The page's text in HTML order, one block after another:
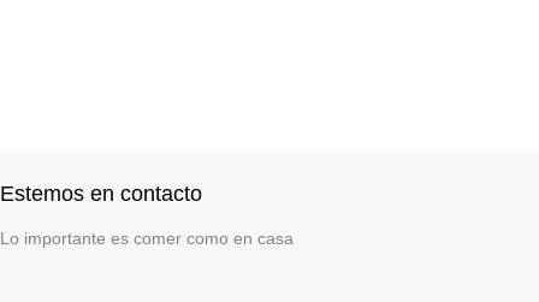
Estemos en contacto
Lo importante es comer como en casa